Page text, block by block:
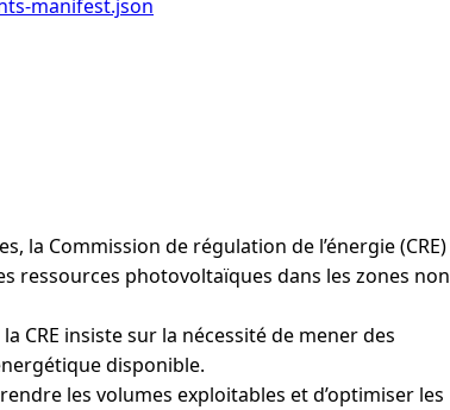
manifest.json
la Commission de régulation de l’énergie (CRE)
ressources photovoltaïques dans les zones non
CRE insiste sur la nécessité de mener des
disponible.
les volumes exploitables et d’optimiser les